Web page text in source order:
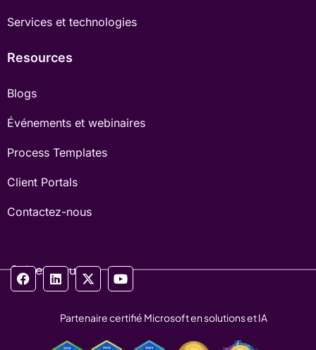
Services et technologies
Resources
Blogs
Événements et webinaires
Process Templates
Client Portals
Contactez-nous
Suivez-nous
Partenaire certifié Microsoft en solutions et IA